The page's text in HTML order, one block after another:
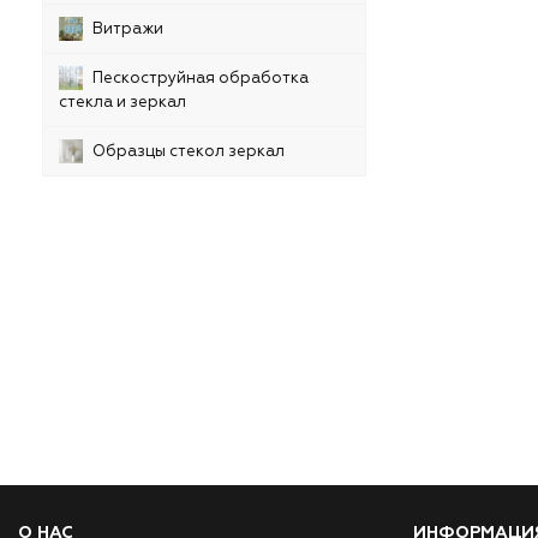
Витражи
Пескоструйная обработка
стекла и зеркал
Образцы стекол зеркал
О НАС